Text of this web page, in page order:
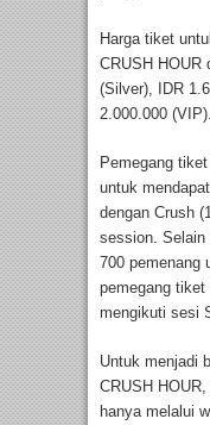
Harga tiket
CRUSH HOUR
(Silver), IDR
2.000.000 (VIP).
Pemegang
untuk
dengan Crush
session. Selain
700 pemenang
pemegang tiket
mengikuti sesi
Untuk menjadi
CRUSH
hanya melalui